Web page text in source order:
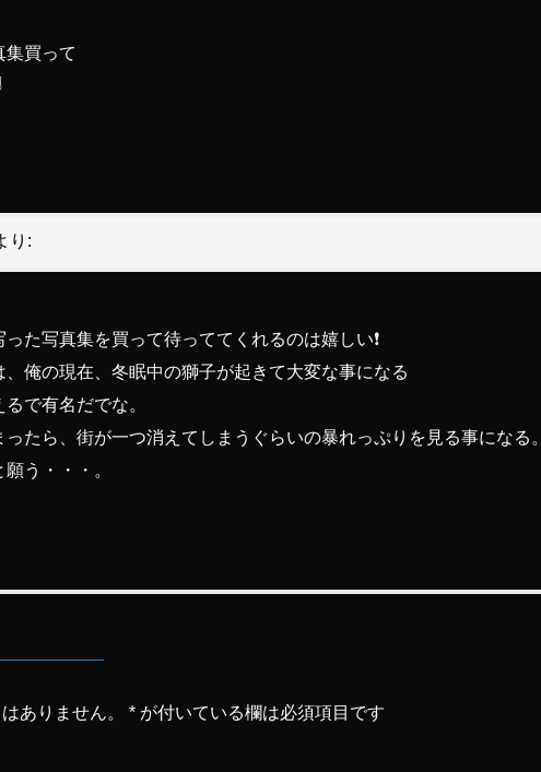
集買って
り:
た写真集を買って待っててくれるのは嬉しい❗️
、俺の現在、冬眠中の獅子が起きて大変な事になる
で有名だでな。
たら、街が一つ消えてしまうぐらいの暴れっぷりを見る事になる。
う・・・。
ありません。 * が付いている欄は必須項目です